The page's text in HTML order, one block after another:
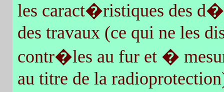
les caract�ristiques des
des travaux (ce qui ne les
contr�les au fur et �
au titre de la